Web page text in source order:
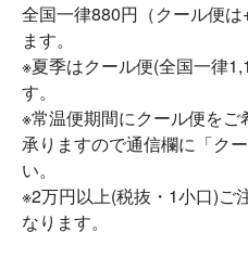
全国一律880円（クール便
ます。
※夏季はクール便(全国一律
す。
※常温便期間にクール便を
承りますので通信欄に「ク
い。
※2万円以上(税抜・1小口)ご
なります。